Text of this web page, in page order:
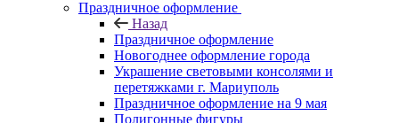
Праздничное оформление
Назад
Праздничное оформление
Новогоднее оформление города
Украшение световыми консолями и
перетяжками г. Мариуполь
Праздничное оформление на 9 мая
Полигонные фигуры